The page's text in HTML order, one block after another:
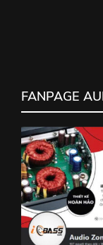
FANPAGE